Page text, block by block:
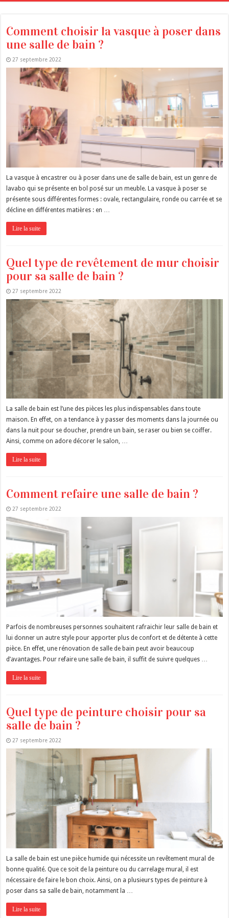
Comment choisir la vasque à poser dans
une salle de bain ?
27 septembre 2022
La vasque à encastrer ou à poser dans une de salle de bain, est un genre de
lavabo qui se présente en bol posé sur un meuble. La vasque à poser se
présente sous différentes formes : ovale, rectangulaire, ronde ou carrée et se
décline en différentes matières : en …
Lire la suite
Quel type de revêtement de mur choisir
pour sa salle de bain ?
27 septembre 2022
La salle de bain est l’une des pièces les plus indispensables dans toute
maison. En effet, on a tendance à y passer des moments dans la journée ou
dans la nuit pour se doucher, prendre un bain, se raser ou bien se coiffer.
Ainsi, comme on adore décorer le salon, …
Lire la suite
Comment refaire une salle de bain ?
27 septembre 2022
Parfois de nombreuses personnes souhaitent rafraichir leur salle de bain et
lui donner un autre style pour apporter plus de confort et de détente à cette
pièce. En effet, une rénovation de salle de bain peut avoir beaucoup
d’avantages. Pour refaire une salle de bain, il suffit de suivre quelques …
Lire la suite
Quel type de peinture choisir pour sa
salle de bain ?
27 septembre 2022
La salle de bain est une pièce humide qui nécessite un revêtement mural de
bonne qualité. Que ce soit de la peinture ou du carrelage mural, il est
nécessaire de faire le bon choix. Ainsi, on a plusieurs types de peinture à
poser dans sa salle de bain, notamment la …
Lire la suite